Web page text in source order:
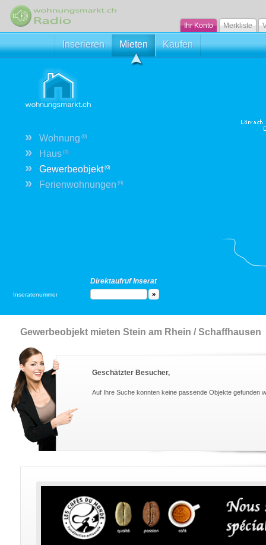
Ihr Konto Merkliste
Inserieren Mieten Kaufen
» Wohnung (0)
» Haus (0)
» Gewerbeobjekt(0)
» Ferienwohnungen (0)
Direktaufruf Inserat
Inseratenummer
Gewerbeobjekt mieten Stein am Rhein / Schaffhausen
Geschätzter Besucher,
Auf Ihre Suche konnten keine passende Objekte gefunden